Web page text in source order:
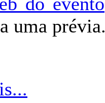
uma prévia.